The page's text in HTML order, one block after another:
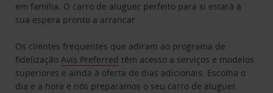
em família. O carro de aluguer perfeito para si estará à
sua espera pronto a arrancar.
Os clientes frequentes que adiram ao programa de
fidelizaçãoAvis Preferred têm acesso a serviços e modelos
superiores e ainda à oferta de dias adicionais. Escolha o
dia e a hora e nós preparamos o seu carro de aluguer.